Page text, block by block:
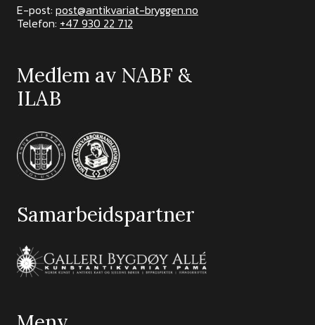
E-post: post@antikvariat-bryggen.no
Telefon: +47 930 22 712
Medlem av NABF &
ILAB
Samarbeidspartner